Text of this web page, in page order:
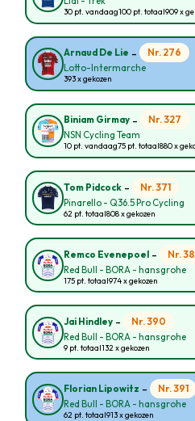
30 pt. vandaag100 pt. totaal909 x
Arnaud De Lie - Nr. 276
Lotto-Intermarche
393 x gekozen
Biniam Girmay - Nr. 327
NSN Cycling Team
10 pt. vandaag75 pt. totaal880 x
Tom Pidcock - Nr. 371
Pinarello - Q36.5 Pro Cycling
62 pt. totaal808 x gekozen
Remco Evenepoel - Nr.
Red Bull - BORA - hansgrohe
175 pt. totaal974 x gekozen
Jai Hindley - Nr. 390
Red Bull - BORA - hansgrohe
9 pt. totaal132 x gekozen
Florian Lipowitz - Nr. 391
Red Bull - BORA - hansgrohe
62 pt. totaal913 x gekozen